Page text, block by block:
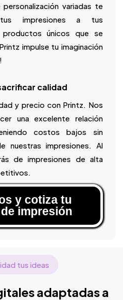
variadas te
impresiones a tus
únicos que se
impulse tu imaginación
calidad
y precio con Printz. Nos
una excelente relación
costos bajos sin
nuestras impresiones. Al
de impresiones de alta
y cotiza tu
impresión
tus ideas
adaptadas a